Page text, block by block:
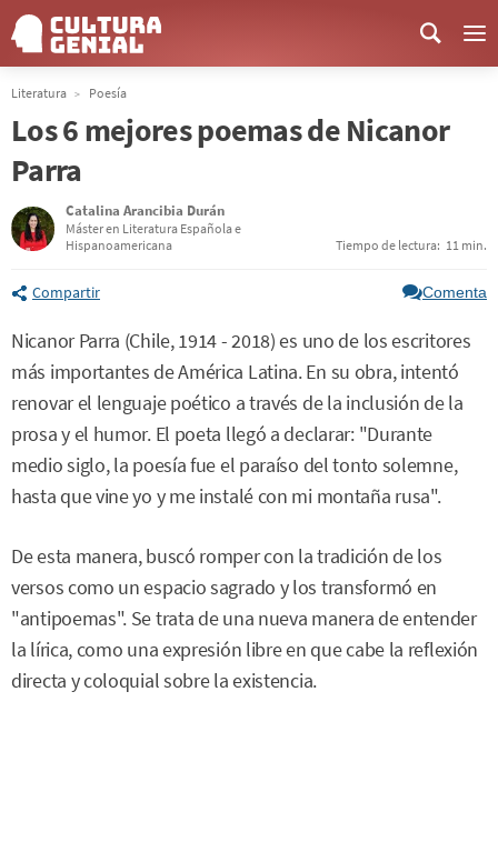
Literatura Poesía
Los 6 mejores poemas de Nicanor
Parra
Catalina Arancibia Durán
Máster en Literatura Española e
Hispanoamericana
Tiempo de lectura: 11 min.
Compartir Comenta
Nicanor Parra (Chile, 1914 - 2018) es uno de los escritores
más importantes de América Latina. En su obra, intentó
renovar el lenguaje poético a través de la inclusión de la
prosa y el humor. El poeta llegó a declarar: "Durante
medio siglo, la poesía fue el paraíso del tonto solemne,
hasta que vine yo y me instalé con mi montaña rusa".
De esta manera, buscó romper con la tradición de los
versos como un espacio sagrado y los transformó en
"antipoemas". Se trata de una nueva manera de entender
la lírica, como una expresión libre en que cabe la reflexión
directa y coloquial sobre la existencia.